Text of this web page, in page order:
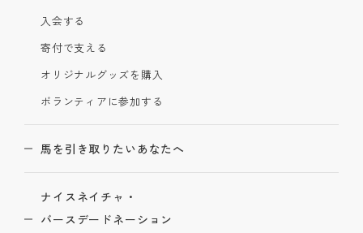
入会する
寄付で支える
オリジナルグッズを購入
ボランティアに参加する
馬を引き取りたいあなたへ
ナイスネイチャ・
バースデードネーション